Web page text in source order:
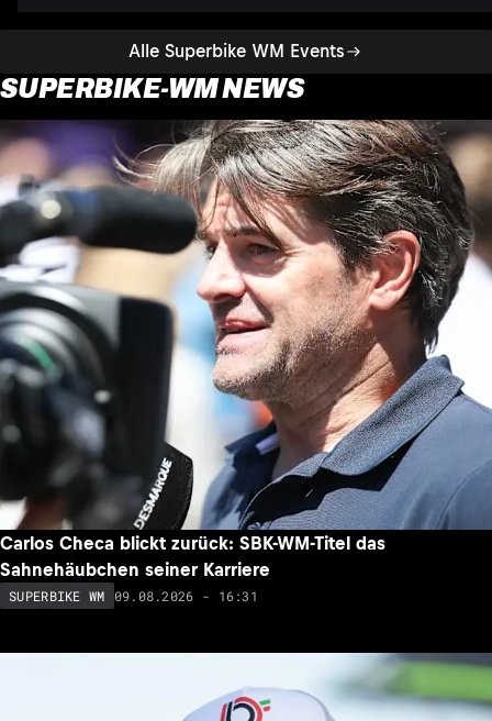
Alle Superbike WM Events
SUPERBIKE-WM NEWS
Carlos Checa blickt zurück: SBK-WM-Titel das
Sahnehäubchen seiner Karriere
SUPERBIKE WM 09.08.2026 - 16:31